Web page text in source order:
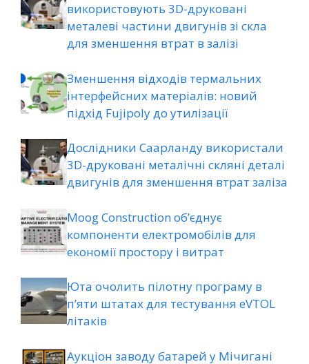
використовують 3D-друковані
металеві частини двигунів зі скла
для зменшення втрат в залізі
Зменшення відходів термальних
інтерфейсних матеріалів: новий
підхід Fujipoly до утилізації
Дослідники Саарланду використали
3D-друковані металічні скляні деталі
двигунів для зменшення втрат заліза
Moog Construction об’єднує
компоненти електромобілів для
економії простору і витрат
Юта очолить пілотну програму в
п’яти штатах для тестування eVTOL
літаків
Аукціон заводу батарей у Мічигані